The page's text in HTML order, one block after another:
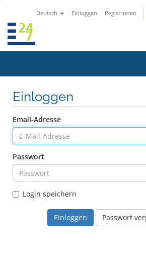
Deutsch Einloggen Registrieren
Einloggen
Email-Adresse
Passwort
Login speichern
Passwort